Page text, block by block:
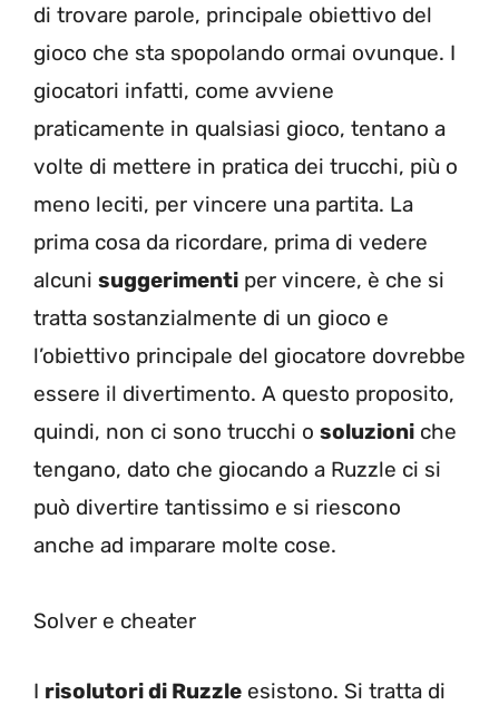
di trovare parole, principale obiettivo del
gioco che sta spopolando ormai ovunque. I
giocatori infatti, come avviene
praticamente in qualsiasi gioco, tentano a
volte di mettere in pratica dei trucchi, più o
meno leciti, per vincere una partita. La
prima cosa da ricordare, prima di vedere
alcuni suggerimenti per vincere, è che si
tratta sostanzialmente di un gioco e
l’obiettivo principale del giocatore dovrebbe
essere il divertimento. A questo proposito,
quindi, non ci sono trucchi o soluzioni che
tengano, dato che giocando a Ruzzle ci si
può divertire tantissimo e si riescono
anche ad imparare molte cose.
Solver e cheater
I risolutori di Ruzzle esistono. Si tratta di